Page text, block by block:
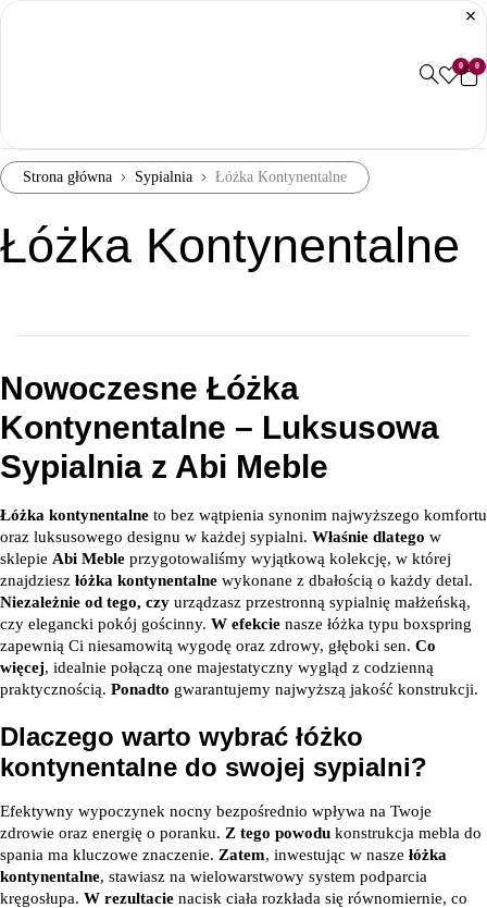
0 0
Strona główna Sypialnia Łóżka Kontynentalne
Łóżka Kontynentalne
Nowoczesne Łóżka
Kontynentalne – Luksusowa
Sypialnia z Abi Meble
Łóżka kontynentalne to bez wątpienia synonim najwyższego komfortu
oraz luksusowego designu w każdej sypialni. Właśnie dlatego w
sklepie Abi Meble przygotowaliśmy wyjątkową kolekcję, w której
znajdziesz łóżka kontynentalne wykonane z dbałością o każdy detal.
Niezależnie od tego, czy urządzasz przestronną sypialnię małżeńską,
czy elegancki pokój gościnny. W efekcie nasze łóżka typu boxspring
zapewnią Ci niesamowitą wygodę oraz zdrowy, głęboki sen. Co
więcej, idealnie połączą one majestatyczny wygląd z codzienną
praktycznością. Ponadto gwarantujemy najwyższą jakość konstrukcji.
Dlaczego warto wybrać łóżko
kontynentalne do swojej sypialni?
Efektywny wypoczynek nocny bezpośrednio wpływa na Twoje
zdrowie oraz energię o poranku. Z tego powodu konstrukcja mebla do
spania ma kluczowe znaczenie. Zatem, inwestując w nasze łóżka
kontynentalne, stawiasz na wielowarstwowy system podparcia
kręgosłupa. W rezultacie nacisk ciała rozkłada się równomiernie, co